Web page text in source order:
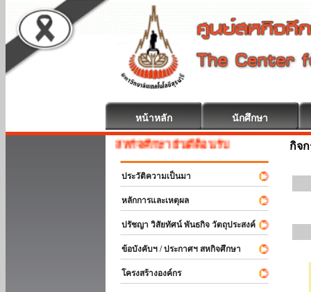
หน้าหลัก นักศึกษา
สหกิจศึกษา ยินดีต้อนรับ
ประวัติความเป็นมา
หลักการและเหตุผล
ปรัชญา วิสัยทัศน์ พันธกิจ วัตถุประสงค์
ข้อบังคับฯ / ประกาศฯ สหกิจศึกษา
โครงสร้างองค์กร
กิจ